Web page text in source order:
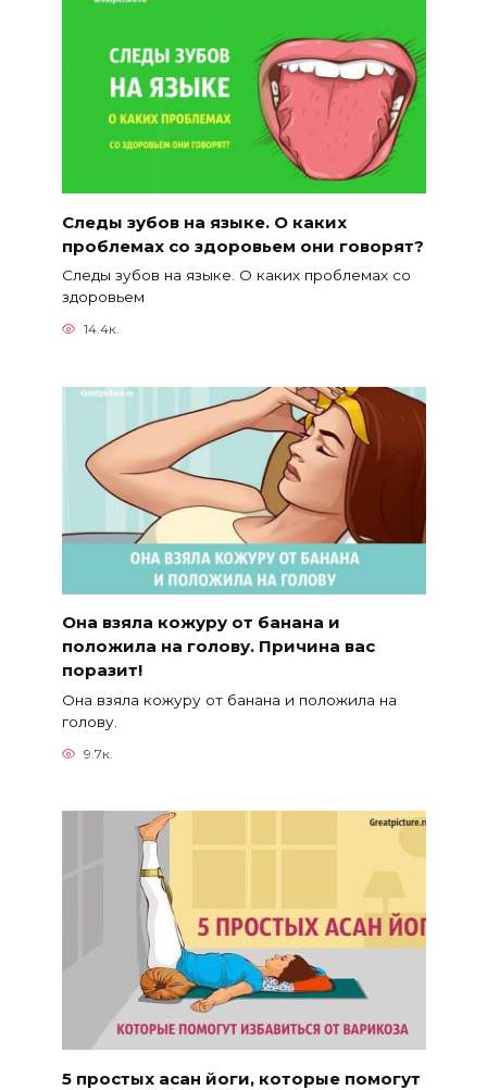
Следы зубов на языке. О каких
проблемах со здоровьем они говорят?
Следы зубов на языке. О каких проблемах со
здоровьем
14.4к.
Она взяла кожуру от банана и
положила на голову. Причина вас
поразит!
Она взяла кожуру от банана и положила на
голову.
9.7к.
5 простых асан йоги, которые помогут